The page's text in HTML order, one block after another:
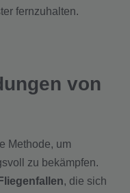
fernzuhalten.
von
Methode, um
zu bekämpfen.
Fliegenfallen, die sich